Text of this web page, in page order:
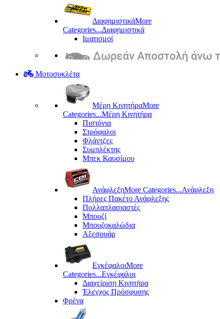
ΔιαφημιστικάMore
Categories...Διαφημιστικά
Ιματισμοί
Μοτοσυκλέτα
Μέρη KινητήραMore
Categories...Μέρη Kινητήρα
Πιστόνια
Στρόφαλοι
Φλάντζες
Συμπλέκτης
Μπεκ Καυσίμου
ΑνάφλεξηMore Categories...Ανάφλεξη
Πλήρες Πακέτο Ανάφλεξης
Πολλαπλασιαστές
Μπουζί
Μπουζοκαλώδια
Αξεσουάρ
ΕγκέφαλοιMore
Categories...Εγκέφαλοι
Διαχείριση Κινητήρα
Έλεγχος Πρόσφυσης
Φρένα